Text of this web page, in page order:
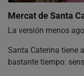
Mercat de Santa
La versión menos
Santa Caterina tiene
bastante tiempo: